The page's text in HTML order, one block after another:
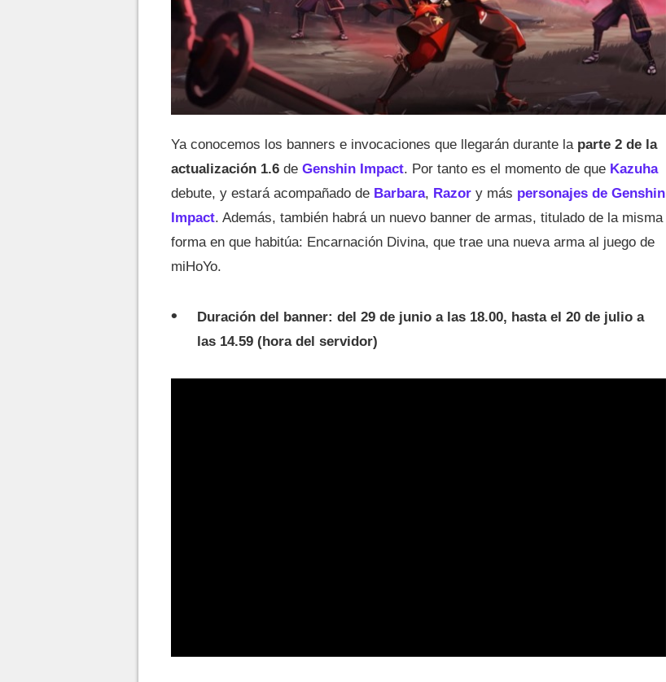
Ya conocemos los banners e invocaciones que llegarán durante la parte 2 de la
actualización 1.6 de Genshin Impact. Por tanto es el momento de que Kazuha
debute, y estará acompañado de Barbara, Razor y más personajes de Genshin
Impact. Además, también habrá un nuevo banner de armas, titulado de la misma
forma en que habitúa: Encarnación Divina, que trae una nueva arma al juego de
miHoYo.
Duración del banner: del 29 de junio a las 18.00, hasta el 20 de julio a
las 14.59 (hora del servidor)